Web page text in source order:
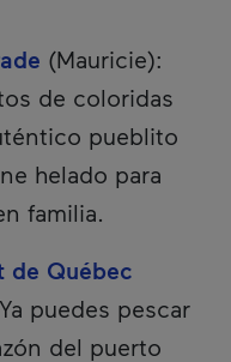
(Mauricie):
de coloridas
pueblito
helado para
familia.
de Québec
puedes pescar
del puerto